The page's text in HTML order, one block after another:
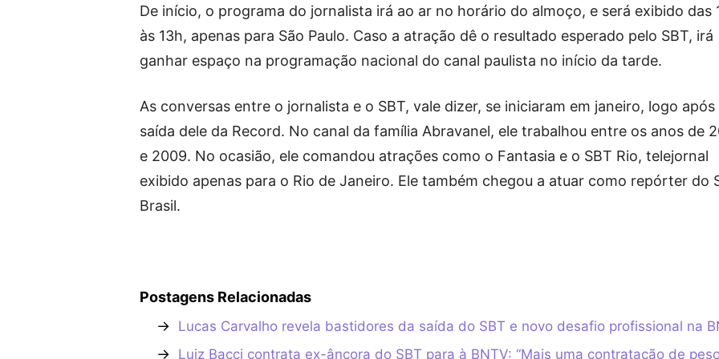
De início, o programa do jornalista irá ao ar no horário do almoço, e será exibido das
às 13h, apenas para São Paulo. Caso a atração dê o resultado esperado pelo SBT, irá
ganhar espaço na programação nacional do canal paulista no início da tarde.
As conversas entre o jornalista e o SBT, vale dizer, se iniciaram em janeiro, logo após
saída dele da Record. No canal da família Abravanel, ele trabalhou entre os anos de
e 2009. No ocasião, ele comandou atrações como o Fantasia e o SBT Rio, telejornal
exibido apenas para o Rio de Janeiro. Ele também chegou a atuar como repórter do
Brasil.
Postagens Relacionadas
→ Lucas Carvalho revela bastidores da saída do SBT e novo desafio profissional na
→ Luiz Bacci contrata ex-âncora do SBT para à BNTV: “Mais uma contratação de